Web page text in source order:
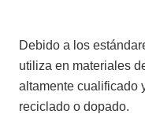
Debido a los
utiliza en materiales
altamente cualificado
reciclado o dopado.